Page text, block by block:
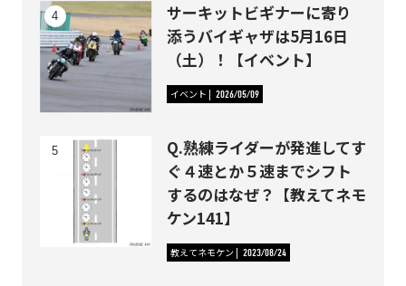
サーキットビギナーに寄り
添うバイギャザは5月16日
（土）！【イベント】
イベント 2026/05/09
Q.熟練ライダーが発進してす
ぐ４速とか５速までシフト
するのはなぜ？【教えてネモ
ケン141】
教えてネモケン 2023/08/24